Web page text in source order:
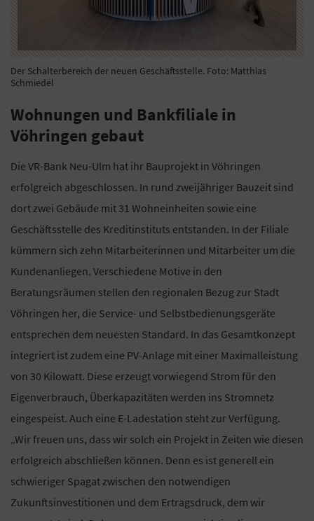
Der Schalterbereich der neuen Geschäftsstelle. Foto: Matthias
Schmiedel
Wohnungen und Bankfiliale in
Vöhringen gebaut
Die VR-Bank Neu-Ulm hat ihr Bauprojekt in Vöhringen
erfolgreich abgeschlossen. In rund zweijähriger Bauzeit sind
dort zwei Gebäude mit 31 Wohneinheiten sowie eine
Geschäftsstelle des Kreditinstituts entstanden. In der Filiale
kümmern sich zehn Mitarbeiterinnen und Mitarbeiter um die
Kundenanliegen. Verschiedene Motive in den
Beratungsräumen stellen den regionalen Bezug zur Stadt
Vöhringen her, die Service- und Selbstbedienungsgeräte
entsprechen dem neuesten Standard. In das Gesamtkonzept
integriert ist zudem eine PV-Anlage mit einer Maximalleistung
von 30 Kilowatt. Diese erzeugt vorwiegend Strom für den
Eigenverbrauch, Überkapazitäten werden ins Stromnetz
eingespeist. Auch eine E-Ladestation steht zur Verfügung.
„Wir freuen uns, dass wir solch ein Projekt in Zeiten wie diesen
erfolgreich abschließen können. Denn es ist generell ein
schwieriger Spagat zwischen den notwendigen
Zukunftsinvestitionen und dem Ertragsdruck, dem wir